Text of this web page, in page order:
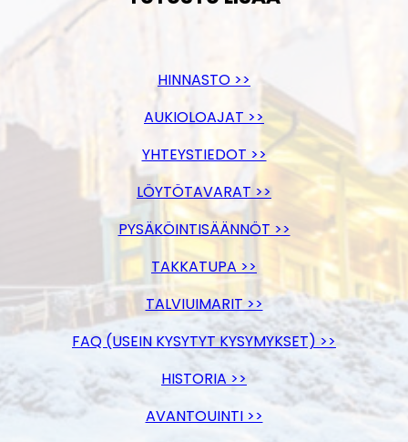
HINNASTO >>
AUKIOLOAJAT >>
YHTEYSTIEDOT >>
LÖYTÖTAVARAT >>
PYSÄKÖINTISÄÄNNÖT >>
TAKKATUPA >>
TALVIUIMARIT >>
FAQ (USEIN KYSYTYT KYSYMYKSET) >>
HISTORIA >>
AVANTOUINTI >>